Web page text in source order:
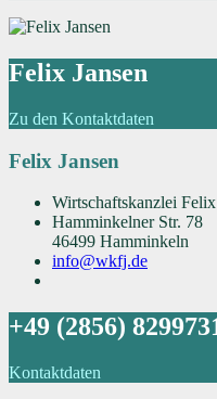
Felix Jansen
Zu den Kontaktdaten
Felix Jansen
Wirtschaftskanzlei Felix
Hamminkelner Str. 78
46499 Hamminkeln
info@wkfj.de
+49 (2856)
Kontaktdaten